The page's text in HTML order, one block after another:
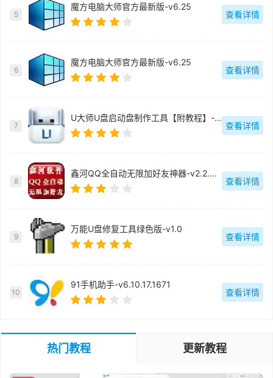
5
魔方电脑大师官方最新版-v6.25
查看详情
6
魔方电脑大师官方最新版-v6.25
查看详情
7
U大师U盘启动盘制作工具【附教程】-v【】
查看详情
8
鑫河QQ全自动无限加好友神器-v2.2.3.6
查看详情
9
万能U盘修复工具绿色版-v1.0
查看详情
10
91手机助手-v6.10.17.1671
查看详情
热门教程 更新教程